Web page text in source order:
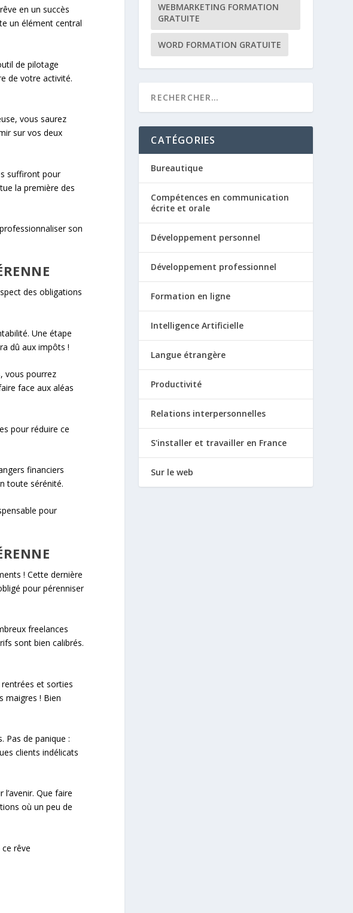
en un succès
un élément central
de pilotage
de votre activité.
vous saurez
sur vos deux
suffiront pour
la première des
son
des obligations
Une étape
dû aux impôts !
vous pourrez
face aux aléas
pour réduire ce
financiers
toute sérénité.
pour
! Cette dernière
pour pérenniser
freelances
sont bien calibrés.
rentrées et sorties
maigres ! Bien
Pas de panique :
clients indélicats
Que faire
où un peu de
rêve
WEBMARKETING FORMATION
GRATUITE
WORD FORMATION GRATUITE
CATÉGORIES
Bureautique
Compétences en communication
écrite et orale
Développement personnel
Développement professionnel
Formation en ligne
Intelligence Artificielle
Langue étrangère
Productivité
Relations interpersonnelles
S'installer et travailler en France
Sur le web